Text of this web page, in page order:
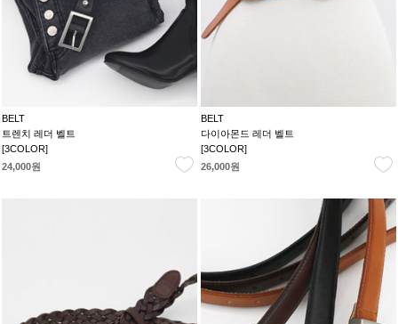
BELT
트렌치 레더 벨트
[3COLOR]
24,000원
BELT
다이아몬드 레더 벨트
[3COLOR]
26,000원